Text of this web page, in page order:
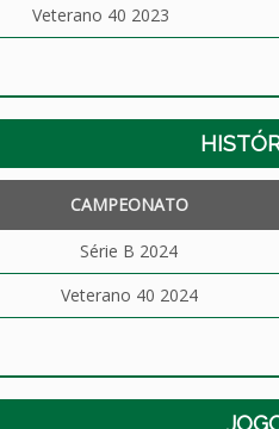
Veterano 40 2023
CAMPEONATO
Série B 2024
Veterano 40 2024